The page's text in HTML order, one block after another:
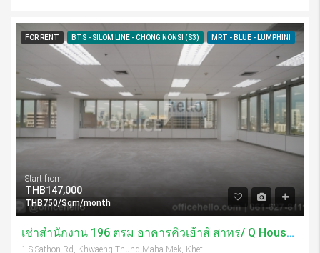
FOR RENT BTS - SILOM LINE - CHONG NONSI (S3) MRT - BLUE - LUMPHINI
Start from
THB147,000
THB750/Sqm/month
เช่าสำนักงาน 196 ตรม อาคารคิวเฮ้าส์ สาทร/ Q House Sathorn